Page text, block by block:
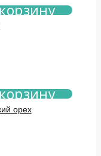
орех